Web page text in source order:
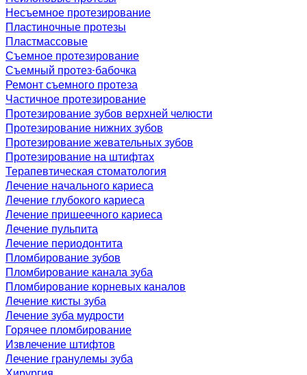
Несъемное протезирование
Пластиночные протезы
Пластмассовые
Съемное протезирование
Съемный протез-бабочка
Ремонт съемного протеза
Частичное протезирование
Протезирование зубов верхней челюсти
Протезирование нижних зубов
Протезирование жевательных зубов
Протезирование на штифтах
Терапевтическая стоматология
Лечение начального кариеса
Лечение глубокого кариеса
Лечение пришеечного кариеса
Лечение пульпита
Лечение периодонтита
Пломбирование зубов
Пломбирование канала зуба
Пломбирование корневых каналов
Лечение кисты зуба
Лечение зуба мудрости
Горячее пломбирование
Извлечение штифтов
Лечение гранулемы зуба